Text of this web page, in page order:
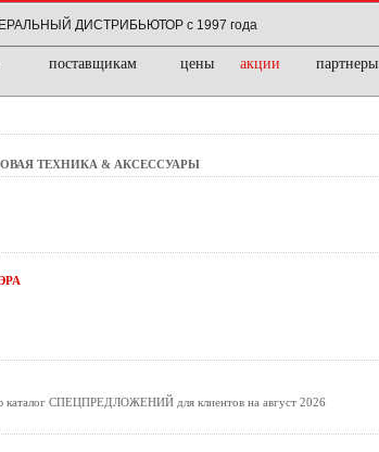
ДИСТРИБЬЮТОР с 1997 года
поставщикам цены акции партнеры
ТЕХНИКА & АКСЕССУАРЫ
каталог СПЕЦПРЕДЛОЖЕНИЙ для клиентов на август 2026